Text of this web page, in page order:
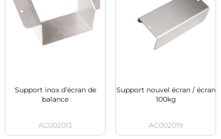
Support inox d’écran de
balance
AC002013
Support nouvel écran / écran
100kg
AC002019